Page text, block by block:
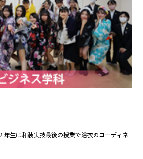
年生は和装実技最後の授業で浴衣のコーディネ